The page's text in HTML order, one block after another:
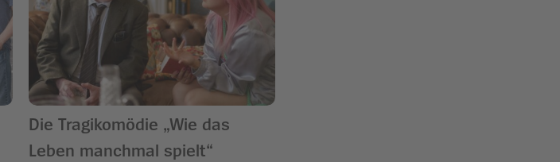
Die Tragikomödie „Wie das
Leben manchmal spielt“